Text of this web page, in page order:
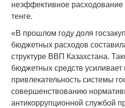
неэффективное
тенге.
«В прошлом году доля
бюджетных расходов
структуре ВВП Казахстана.
бюджетных средств
привлекательность системы
совершенствованию
антикоррупционной службой